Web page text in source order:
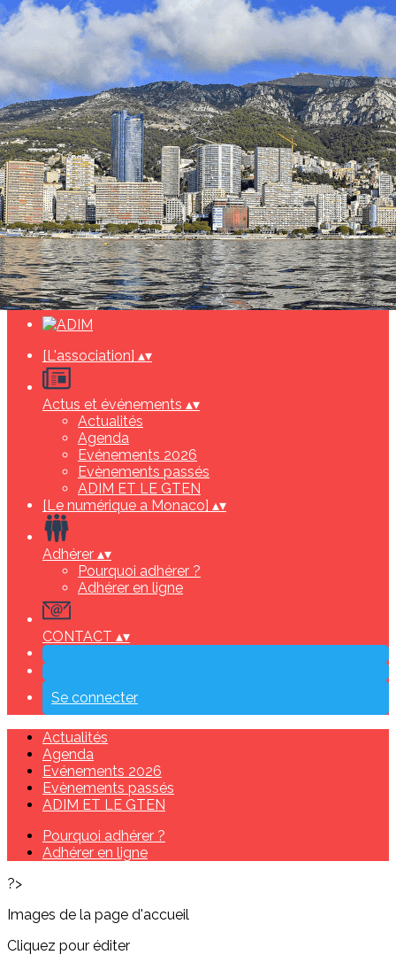
Exporter les lignes sélectionnées
Exporter toutes les colonnes
Exporter uniquement les colonnes affichées
Menu
<
>
Actualités
Agenda
Evénements 2026
Evènements passés
ADIM ET LE GTEN
Ajoutez un logo, un bouton, des réseaux sociaux
Cliquez pour éditer
[L'association] ▴▾
Actus et événements ▴▾
Actualités
Agenda
Evénements 2026
Evènements passés
ADIM ET LE GTEN
[Le numérique a Monaco] ▴▾
Adhérer ▴▾
Pourquoi adhérer ?
Adhérer en ligne
CONTACT ▴▾
Se connecter
Actualités
Agenda
Evénements 2026
Evènements passés
ADIM ET LE GTEN
Pourquoi adhérer ?
Adhérer en ligne
?>
Images de la page d'accueil
Cliquez pour éditer